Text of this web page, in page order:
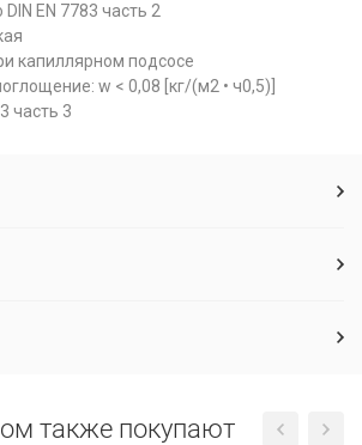
EN 7783 часть 2
капиллярном подсосе
w < 0,08 [кг/(м2 • ч0,5)]
часть 3
также покупают